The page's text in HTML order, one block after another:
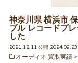
神奈川県 横浜市
ブル レコードプ
した
2021.12.11 公開 2024.09.23
オーディオ 買取実績